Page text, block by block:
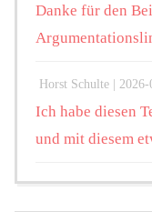
Danke für den
Horst Schulte |
Ich habe diesen
und mit diesem